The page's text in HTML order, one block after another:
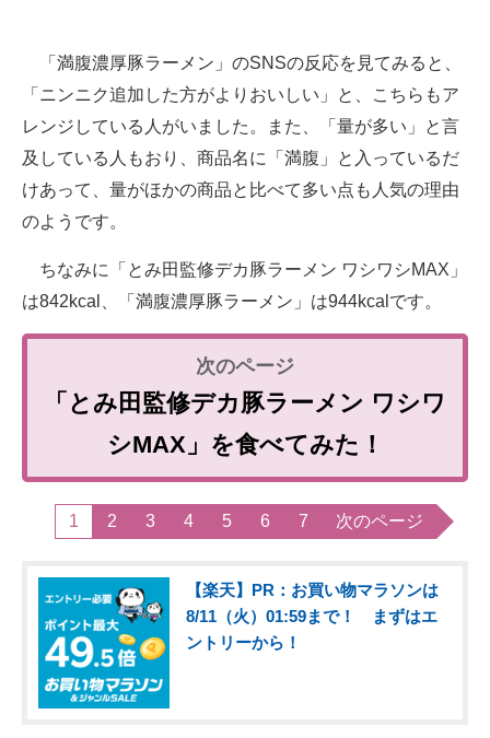
「満腹濃厚豚ラーメン」のSNSの反応を見てみると、
「ニンニク追加した方がよりおいしい」と、こちらもア
レンジしている人がいました。また、「量が多い」と言
及している人もおり、商品名に「満腹」と入っているだ
けあって、量がほかの商品と比べて多い点も人気の理由
のようです。
ちなみに「とみ田監修デカ豚ラーメン ワシワシMAX」
は842kcal、「満腹濃厚豚ラーメン」は944kcalです。
「とみ田監修デカ豚ラーメン ワシワ
シMAX」を食べてみた！
1 2 3 4 5 6 7 次のページ
【楽天】PR：お買い物マラソンは
8/11（火）01:59まで！ まずはエ
ントリーから！